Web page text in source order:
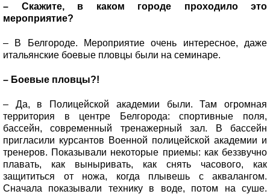
– Скажите, в каком городе проходило это
мероприятие?
– В Белгороде. Мероприятие очень интересное, даже
итальянские боевые пловцы были на семинаре.
– Боевые пловцы?!
– Да, в Полицейской академии были. Там огромная
территория в центре Белгорода: спортивные поля,
бассейн, современный тренажерный зал. В бассейн
пригласили курсантов Военной полицейской академии и
тренеров. Показывали некоторые приемы: как беззвучно
плавать, как выныривать, как снять часового, как
защититься от ножа, когда плывешь с аквалангом.
Сначала показывали технику в воде, потом на суше.